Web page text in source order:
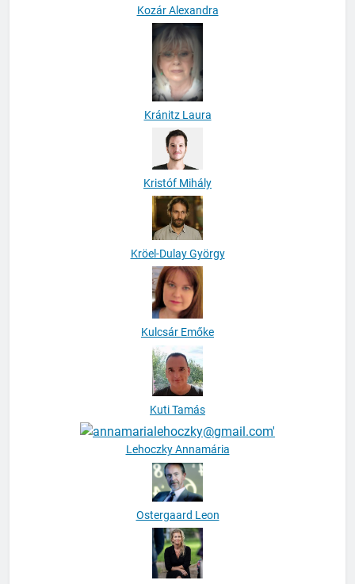
Kozár Alexandra
Kránitz Laura
Kristóf Mihály
Kröel-Dulay György
Kulcsár Emőke
Kuti Tamás
Lehoczky Annamária
Ostergaard Leon